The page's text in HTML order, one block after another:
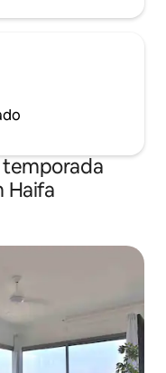
temporada
Haifa